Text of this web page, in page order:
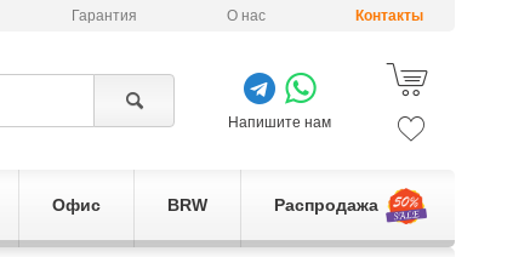
Гарантия О нас Контакты
Напишите нам
Офис BRW Распродажа